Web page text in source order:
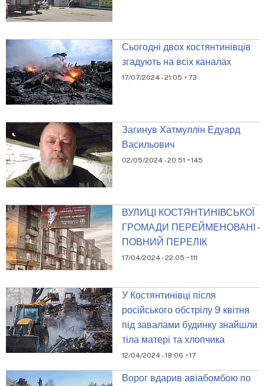
Сьогодні двох костянтинівців
згадують на всіх каналах
17/07/2024 - 21:05 - 73
Загинув Хатмуллін Едуард
Васильович
02/05/2024 - 20:51 -145
ВУЛИЦІ КОСТЯНТИНІВСЬКОЇ
ГРОМАДИ ПЕРЕЙМЕНОВАНІ -
ПОВНИЙ ПЕРЕЛІК
17/04/2024 - 22:05 -111
У Костянтинівці після
російського обстрілу 9 квітня
під завалами будинку знайшли
тіла матері та хлопчика
12/04/2024 - 19:06 -17
Ворог вдарив авіабомбою по